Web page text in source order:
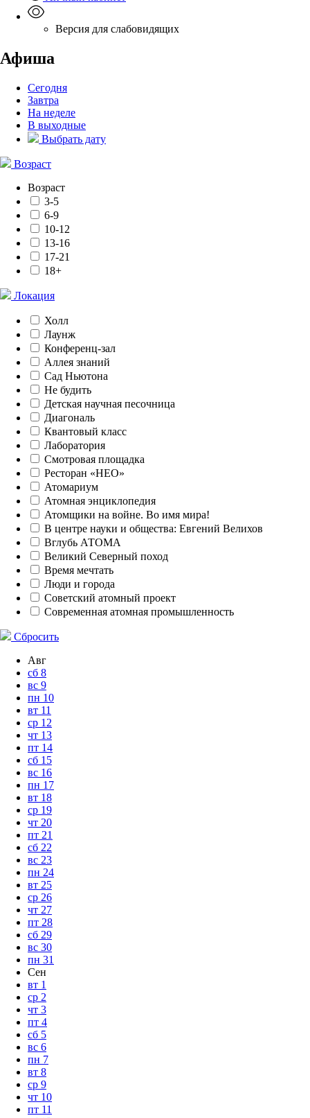
Версия для слабовидящих
Афиша
Сегодня
Завтра
На неделе
В выходные
Выбрать дату
Возраст
Возраст
3-5
6-9
10-12
13-16
17-21
18+
Локация
Холл
Лаунж
Конференц-зал
Аллея знаний
Сад Ньютона
Не будить
Детская научная песочница
Диагональ
Квантовый класс
Лаборатория
Смотровая площадка
Ресторан «НЕО»
Атомариум
Атомная энциклопедия
Атомщики на войне. Во имя мира!
В центре науки и общества: Евгений Велихов
Вглубь АТОМА
Великий Северный поход
Время мечтать
Люди и города
Советский атомный проект
Современная атомная промышленность
Сбросить
Авг
сб 8
вс 9
пн 10
вт 11
ср 12
чт 13
пт 14
сб 15
вс 16
пн 17
вт 18
ср 19
чт 20
пт 21
сб 22
вс 23
пн 24
вт 25
ср 26
чт 27
пт 28
сб 29
вс 30
пн 31
Сен
вт 1
ср 2
чт 3
пт 4
сб 5
вс 6
пн 7
вт 8
ср 9
чт 10
пт 11